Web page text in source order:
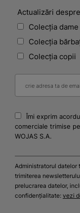
Actualizări
Colecția dame
Colecția
Colecția copii
Îmi exprim
comerciale trimise
WOJAS S.A.
Administratorul datelor
trimiterea
prelucrarea datelor,
confidențialitate: vezi